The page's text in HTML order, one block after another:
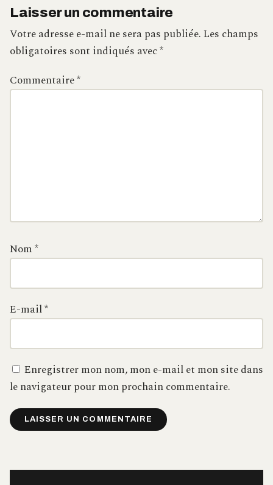
Laisser un commentaire
Votre adresse e-mail ne sera pas publiée.Les champs
obligatoires sont indiqués avec*
Commentaire*
Nom*
E-mail*
Enregistrer mon nom, mon e-mail et mon site dans
le navigateur pour mon prochain commentaire.